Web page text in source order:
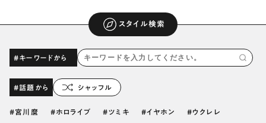
スタイル検索
#キーワードから
#話題から シャッフル
宮川麿 ホロライブ ツミキ イヤホン ウクレレ